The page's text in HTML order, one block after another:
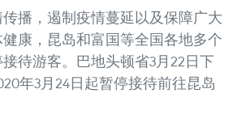
播，遏制疫情蔓延以及保障广大
康，昆岛和富国等全国各地多个
待游客。巴地头顿省3月22日下
年3月24日起暂停接待前往昆岛